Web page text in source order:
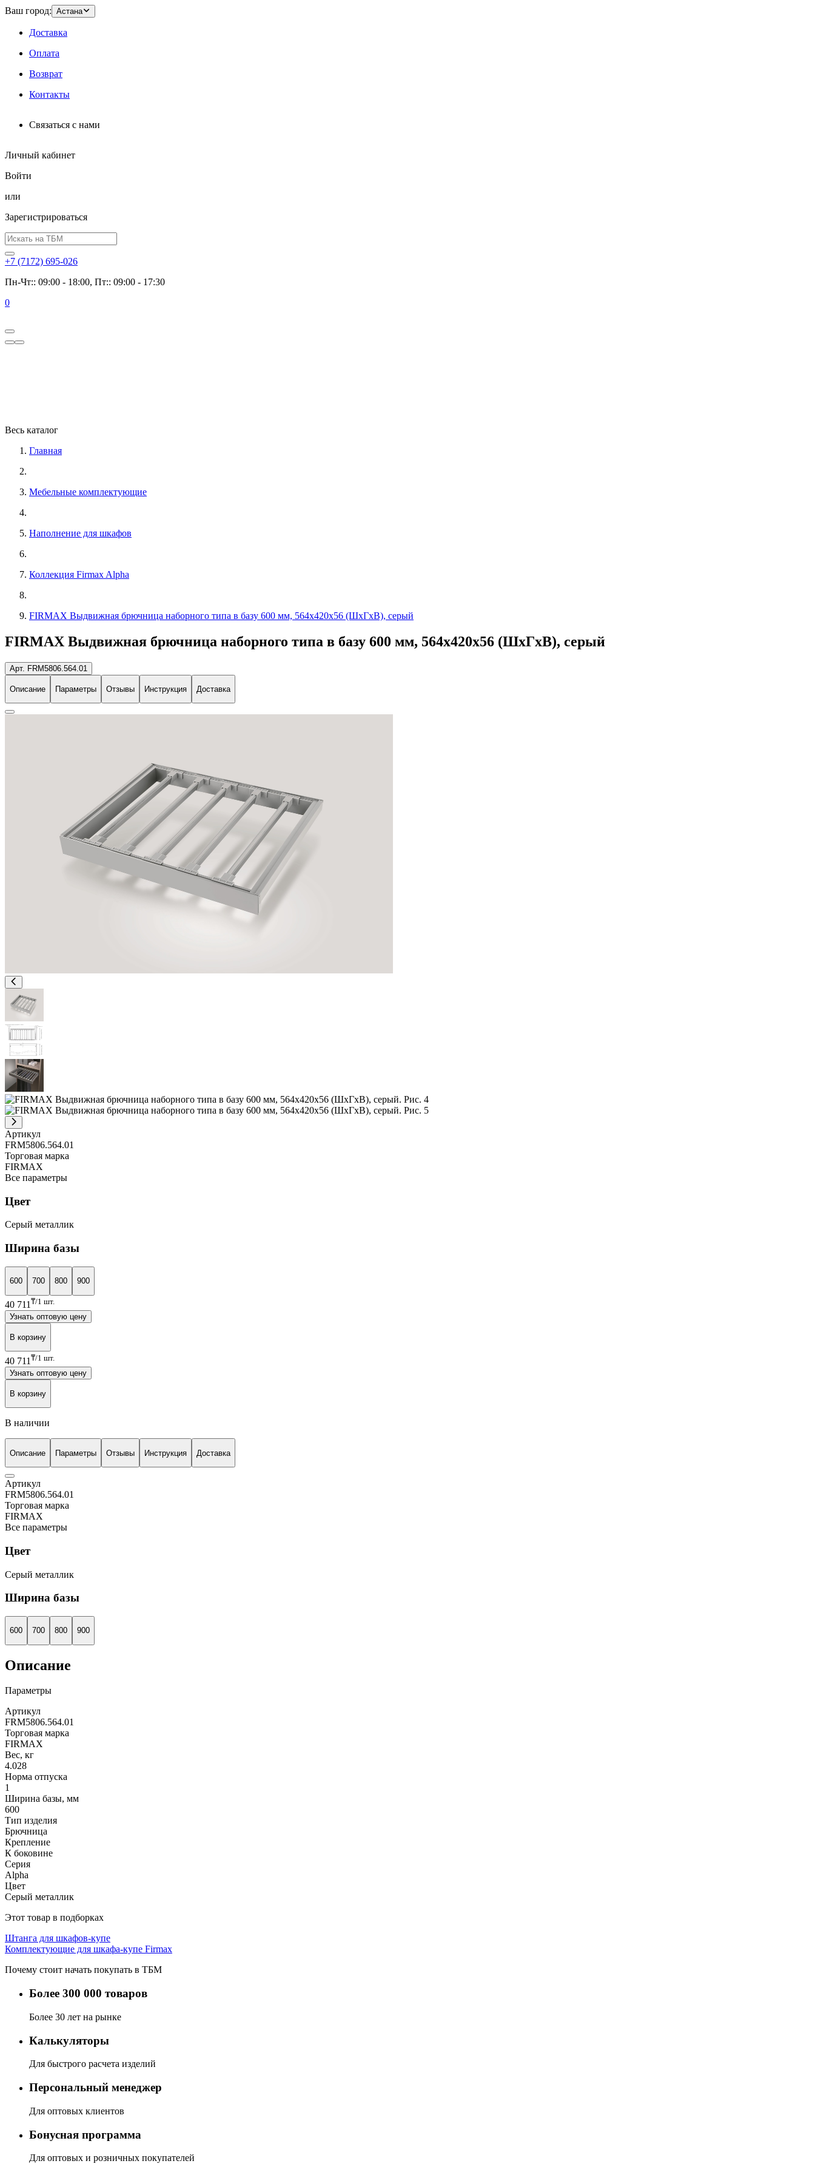
Ваш город: Астана
Доставка
Оплата
Возврат
Контакты
Связаться с нами
Личный кабинет
Войти
или
Зарегистрироваться
+7 (7172) 695-026
Пн-Чт:: 09:00 - 18:00, Пт:: 09:00 - 17:30
0
Весь каталог
Главная
Мебельные комплектующие
Наполнение для шкафов
Коллекция Firmax Alpha
FIRMAX Выдвижная брючница наборного типа в базу 600 мм, 564х420х56 (ШхГхВ), серый
FIRMAX Выдвижная брючница наборного типа в базу 600 мм, 564х420х56 (ШхГхВ), серый
Арт. FRM5806.564.01
Описание Параметры Отзывы Инструкция Доставка
Артикул
FRM5806.564.01
Торговая марка
FIRMAX
Все параметры
Цвет
Серый металлик
Ширина базы
600 700 800 900
40 711 ₸/1 шт.
Узнать оптовую цену
В корзину
40 711 ₸/1 шт.
Узнать оптовую цену
В корзину
В наличии
Описание Параметры Отзывы Инструкция Доставка
Артикул
FRM5806.564.01
Торговая марка
FIRMAX
Все параметры
Цвет
Серый металлик
Ширина базы
600 700 800 900
Описание
Параметры
Артикул
FRM5806.564.01
Торговая марка
FIRMAX
Вес, кг
4.028
Норма отпуска
1
Ширина базы, мм
600
Тип изделия
Брючница
Крепление
К боковине
Серия
Alpha
Цвет
Серый металлик
Этот товар в подборках
Штанга для шкафов-купе
Комплектующие для шкафа-купе Firmax
Почему стоит начать покупать в ТБМ
Более 300 000 товаров
Более 30 лет на рынке
Калькуляторы
Для быстрого расчета изделий
Персональный менеджер
Для оптовых клиентов
Бонусная программа
Для оптовых и розничных покупателей